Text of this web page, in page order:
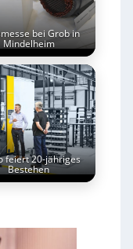
bei Grob in
Mindelheim
feiert 20-jähriges
Bestehen